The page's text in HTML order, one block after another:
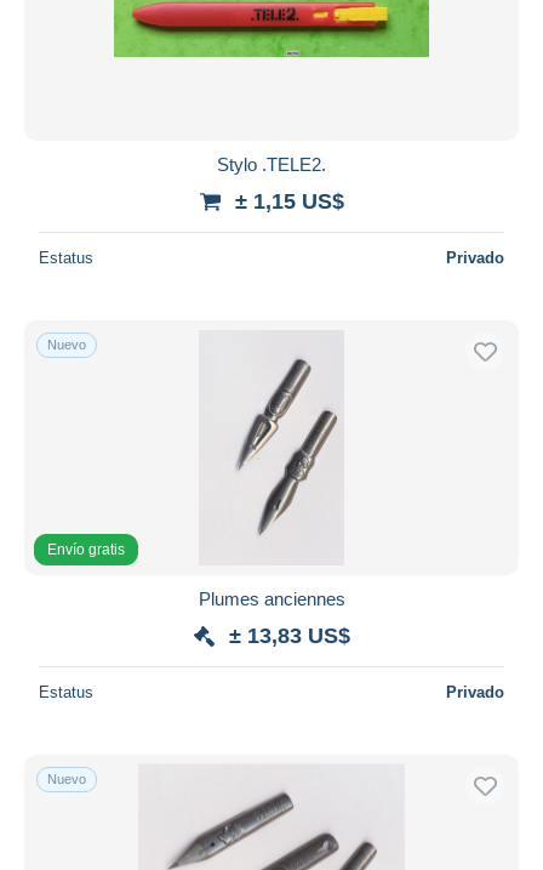
Stylo .TELE2.
± 1,15 US$
Estatus Privado
Nuevo
Envío gratis
Plumes anciennes
± 13,83 US$
Estatus Privado
Nuevo